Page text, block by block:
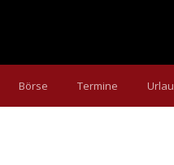
Börse Termine